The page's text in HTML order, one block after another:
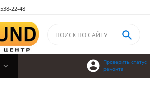
538-22-48
Проверить статус
ремонта

